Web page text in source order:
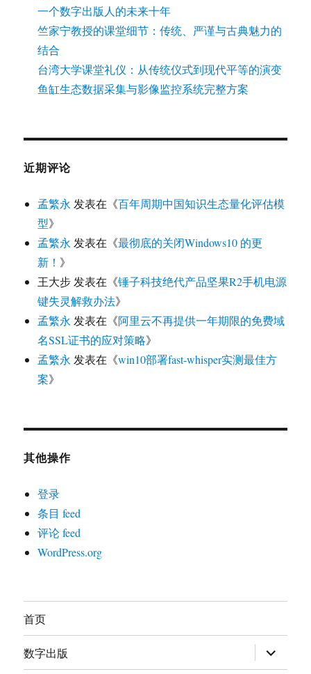
一个数字出版人的未来十年
竺家宁教授的课堂细节：传统、严谨与古典魅力的
结合
台湾大学课堂礼仪：从传统仪式到现代平等的演变
鱼缸生态数据采集与影像监控系统完整方案
近期评论
孟繁永 发表在《百年周期中国知识生态量化评估模
型》
孟繁永 发表在《最彻底的关闭Windows10 的更
新！ 》
王大步 发表在《锤子科技绝代产品坚果R2手机电源
键失灵解救办法》
孟繁永 发表在《阿里云不再提供一年期限的免费域
名SSL证书的应对策略》
孟繁永 发表在《win10部署fast-whisper实测最佳方
案》
其他操作
登录
条目 feed
评论 feed
WordPress.org
首页
数字出版 展
开